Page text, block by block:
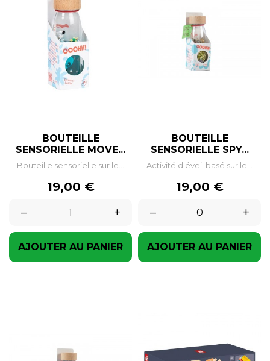
BOUTEILLE
SENSORIELLE MOVE...
Bouteille sensorielle sur le...
Prix
19,00 €
–
+
AJOUTER AU PANIER
BOUTEILLE
SENSORIELLE SPY...
Activité d'éveil basé sur le...
Prix
19,00 €
–
+
AJOUTER AU PANIER